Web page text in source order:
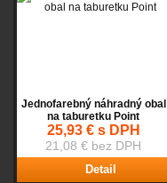
Jednofarebný náhradný obal
na taburetku Point
25,93 € s DPH
21,08 € bez DPH
Detail